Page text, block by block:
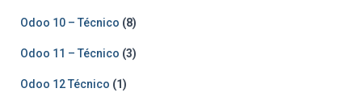
Odoo 10 – Técnico (8)
Odoo 11 – Técnico (3)
Odoo 12 Técnico (1)